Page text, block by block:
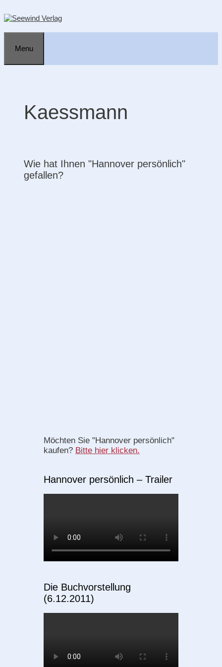
Inhalt
springen
Menu
Kaessmann
Wie hat Ihnen "Hannover persönlich"
gefallen?
Möchten Sie "Hannover persönlich"
kaufen? Bitte hier klicken.
Hannover persönlich – Trailer
Die Buchvorstellung
(6.12.2011)